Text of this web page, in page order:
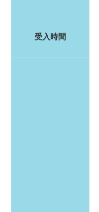
受入時間